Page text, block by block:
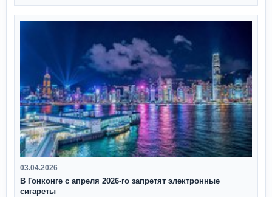
03.04.2026
В Гонконге с апреля 2026‑го запретят электронные
сигареты